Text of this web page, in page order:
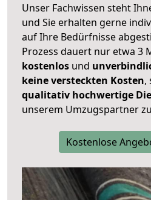
Unser Fachwissen steht
und Sie erhalten gerne
auf Ihre Bedürfnisse
Prozess dauert nur etwa 3
kostenlos und
keine versteckten Kosten,
qualitativ hochwertige
unserem Umzugspartner
Kostenlose